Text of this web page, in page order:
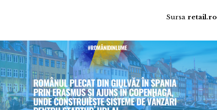
Sursa retail.ro